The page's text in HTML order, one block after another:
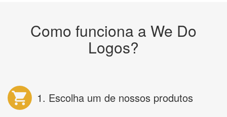
Como funciona a We Do
Logos?
1. Escolha um de nossos produtos